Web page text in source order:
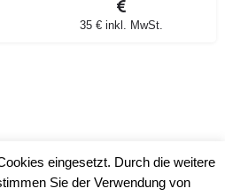
35 € inkl. MwSt.
eingesetzt. Durch die weitere
Sie der Verwendung von